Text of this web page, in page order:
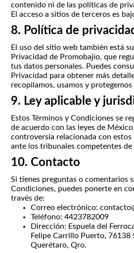
contenido ni de las políticas de
El acceso a sitios de terceros es
8. Política de
El uso del sitio web también está
Privacidad de Promobajío, que
tus datos personales. Puedes
Privacidad para obtener más
recopilamos, usamos y
9. Ley aplicable y
Estos Términos y Condiciones se
de acuerdo con las leyes de
controversia relacionada con estos
ante los tribunales competentes
10. Contacto
Si tienes preguntas o comentarios
Condiciones, puedes ponerte en
través de:
Correo electrónico:
Teléfono: 4423782009
Dirección: Espuela del
Felipe Carrillo Puerto, 76138
Querétaro, Qro.